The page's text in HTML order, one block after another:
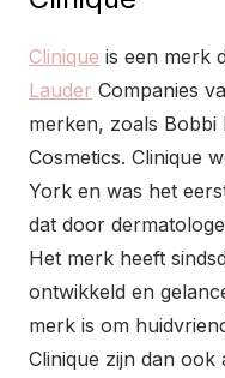
Clinique is een merk
Lauder Companies
merken, zoals Bobbi
Cosmetics. Clinique
York en was het
dat door
Het merk heeft
ontwikkeld en
merk is om
Clinique zijn dan